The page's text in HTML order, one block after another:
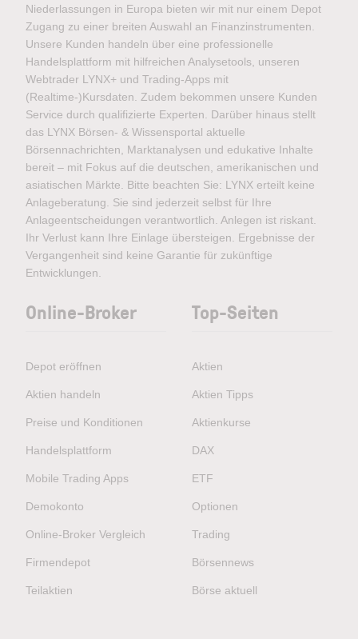
Niederlassungen in Europa bieten wir mit nur einem Depot
Zugang zu einer breiten Auswahl an Finanzinstrumenten.
Unsere Kunden handeln über eine professionelle
Handelsplattform mit hilfreichen Analysetools, unseren
Webtrader LYNX+ und Trading-Apps mit
(Realtime-)Kursdaten. Zudem bekommen unsere Kunden
Service durch qualifizierte Experten. Darüber hinaus stellt
das LYNX Börsen- & Wissensportal aktuelle
Börsennachrichten, Marktanalysen und edukative Inhalte
bereit – mit Fokus auf die deutschen, amerikanischen und
asiatischen Märkte. Bitte beachten Sie: LYNX erteilt keine
Anlageberatung. Sie sind jederzeit selbst für Ihre
Anlageentscheidungen verantwortlich. Anlegen ist riskant.
Ihr Verlust kann Ihre Einlage übersteigen. Ergebnisse der
Vergangenheit sind keine Garantie für zukünftige
Entwicklungen.
Online-Broker
Depot eröffnen
Aktien handeln
Preise und Konditionen
Handelsplattform
Mobile Trading Apps
Demokonto
Online-Broker Vergleich
Firmendepot
Teilaktien
Top-Seiten
Aktien
Aktien Tipps
Aktienkurse
DAX
ETF
Optionen
Trading
Börsennews
Börse aktuell